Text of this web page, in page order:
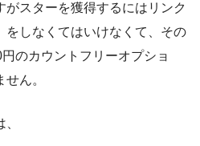
がスターを獲得するにはリンク
をしなくてはいけなくて、その
のカウントフリーオプショ
ん。